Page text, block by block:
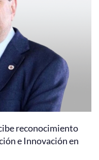
reconocimiento
e Innovación en